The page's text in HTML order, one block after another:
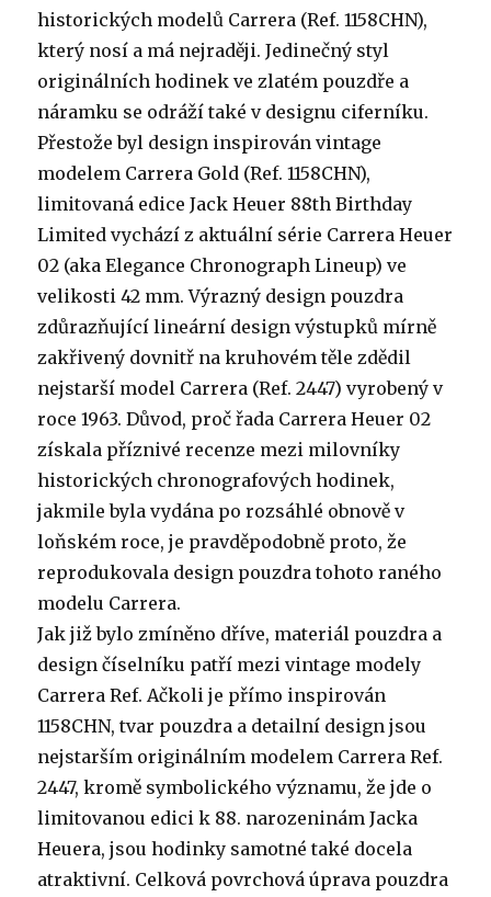
historických modelů Carrera (Ref. 1158CHN),
který nosí a má nejraději. Jedinečný styl
originálních hodinek ve zlatém pouzdře a
náramku se odráží také v designu ciferníku.
Přestože byl design inspirován vintage
modelem Carrera Gold (Ref. 1158CHN),
limitovaná edice Jack Heuer 88th Birthday
Limited vychází z aktuální série Carrera Heuer
02 (aka Elegance Chronograph Lineup) ve
velikosti 42 mm. Výrazný design pouzdra
zdůrazňující lineární design výstupků mírně
zakřivený dovnitř na kruhovém těle zdědil
nejstarší model Carrera (Ref. 2447) vyrobený v
roce 1963. Důvod, proč řada Carrera Heuer 02
získala příznivé recenze mezi milovníky
historických chronografových hodinek,
jakmile byla vydána po rozsáhlé obnově v
loňském roce, je pravděpodobně proto, že
reprodukovala design pouzdra tohoto raného
modelu Carrera.
Jak již bylo zmíněno dříve, materiál pouzdra a
design číselníku patří mezi vintage modely
Carrera Ref. Ačkoli je přímo inspirován
1158CHN, tvar pouzdra a detailní design jsou
nejstarším originálním modelem Carrera Ref.
2447, kromě symbolického významu, že jde o
limitovanou edici k 88. narozeninám Jacka
Heuera, jsou hodinky samotné také docela
atraktivní. Celková povrchová úprava pouzdra